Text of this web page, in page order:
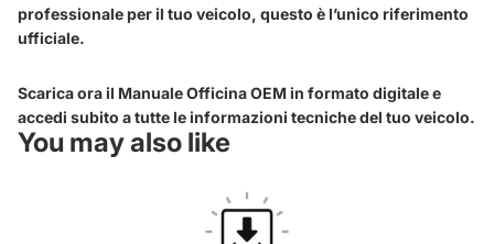
professionale per il tuo veicolo, questo è l’unico riferimento
ufficiale.
Scarica ora il Manuale Officina OEM in formato digitale e
accedi subito a tutte le informazioni tecniche del tuo veicolo.
You may also like